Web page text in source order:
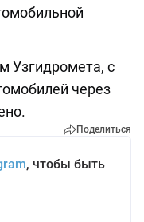
Узгидромета, с
через
Поделиться
, чтобы быть